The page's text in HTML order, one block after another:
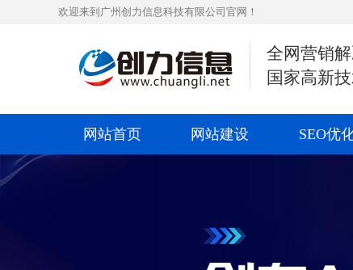
欢迎来到广州创力信息科技有限公司官网！
全网营销
国家高新
网站首页 网站建设 SEO优